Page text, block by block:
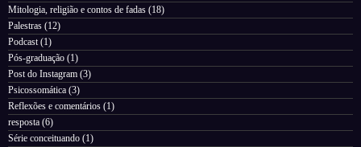
Mitologia, religião e contos de fadas (18)
Palestras (12)
Podcast (1)
Pós-graduação (1)
Post do Instagram (3)
Psicossomática (3)
Reflexões e comentários (1)
resposta (6)
Série conceituando (1)